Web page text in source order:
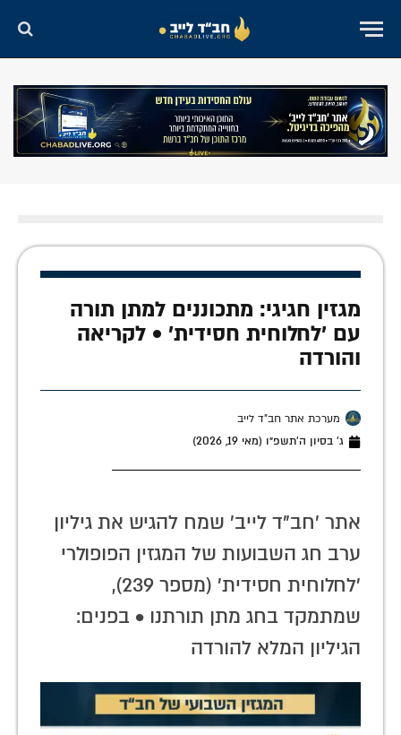
מגזין חגיגי: מתכוננים למתן תורה
עם 'לחלוחית חסידית' • לקריאה
והורדה
מערכת אתר חב"ד לייב
ג׳ בסיון ה׳תשפ״ו (מאי 19, 2026)
אתר 'חב"ד לייב' שמח להגיש את גיליון
ערב חג השבועות של המגזין הפופולרי
'לחלוחית חסידית' (מספר 239),
שמתמקד בחג מתן תורתנו • בפנים:
הגיליון המלא להורדה